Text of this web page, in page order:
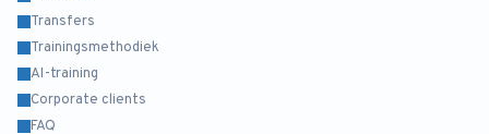
Transfers
Trainingsmethodiek
AI-training
Corporate clients
FAQ